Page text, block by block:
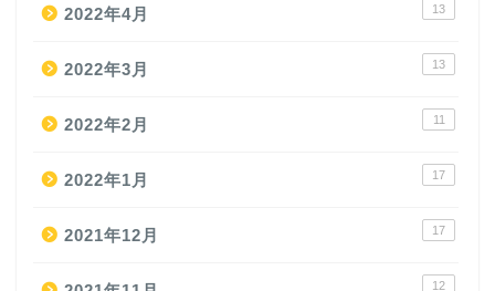
2022年4月 13
2022年3月 13
2022年2月 11
2022年1月 17
2021年12月 17
12